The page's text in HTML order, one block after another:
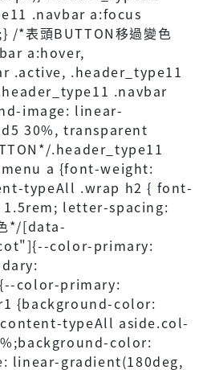
.navbar a:focus
表頭BUTTON移過變色
a:hover,
.active, .header_type11
.navbar
image: linear-
30%, transparent
.header_type11
a {font-weight:
typeAll .wrap h2 { font-
letter-spacing:
*/[data-
color-primary:
color-primary:
{background-color:
typeAll aside.col-
color:
linear-gradient(180deg,